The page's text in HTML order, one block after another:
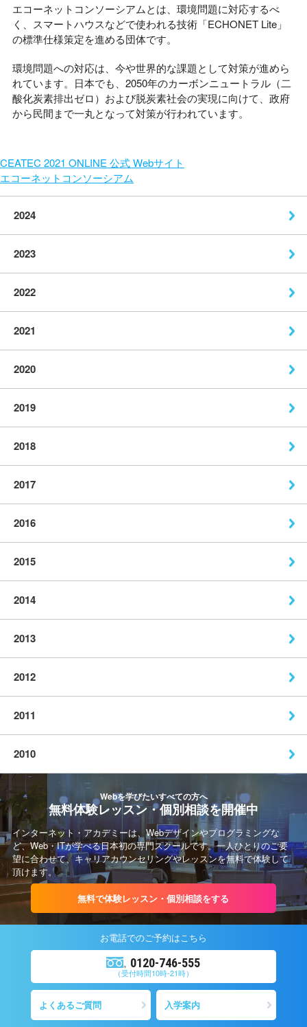
エコーネットコンソーシアムとは、環境問題に対応するべ
く、スマートハウスなどで使われる技術「ECHONET Lite」
の標準仕様策定を進める団体です。
環境問題への対応は、今や世界的な課題として対策が進めら
れています。日本でも、2050年のカーボンニュートラル（二
酸化炭素排出ゼロ）および脱炭素社会の実現に向けて、政府
から民間まで一丸となって対策が行われています。
CEATEC 2021 ONLINE 公式 Webサイト
エコーネットコンソーシアム
2024
2023
2022
2021
2020
2019
2018
2017
2016
2015
2014
2013
2012
2011
2010
Webを学びたいすべての方へ
無料体験レッスン・個別相談を開催中
インターネット・アカデミーは、Webデザインやプログラミングな
ど、Web・ITが学べる日本初の専門スクールです。一人ひとりのご要
望に合わせて、キャリアカウンセリングやレッスンを無料で体験して
頂けます。
無料で体験レッスン・個別相談をする
お電話でのご予約はこちら
0120-746-555
（受付時間10時-21時）
よくあるご質問 入学案内